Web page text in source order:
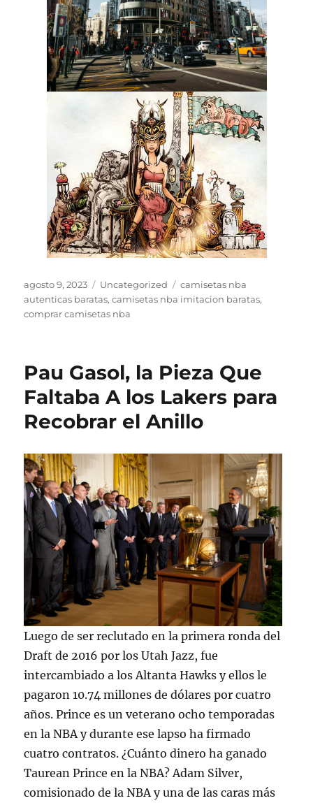
Publicado
el
agosto 9, 2023 Categorías
Uncategorized Etiquetas
camisetas nba
autenticas baratas,camisetas nba imitacion baratas,
comprar camisetas nba
Pau Gasol, la Pieza Que
Faltaba A los Lakers para
Recobrar el Anillo
Luego de ser reclutado en la primera ronda del
Draft de 2016 por los Utah Jazz, fue
intercambiado a los Altanta Hawks y ellos le
pagaron 10.74 millones de dólares por cuatro
años. Prince es un veterano ocho temporadas
en la NBA y durante ese lapso ha firmado
cuatro contratos. ¿Cuánto dinero ha ganado
Taurean Prince en la NBA? Adam Silver,
comisionado de la NBA y una de las caras más